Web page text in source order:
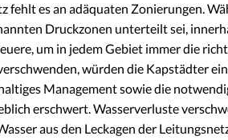
fehlt es an adäquaten Zonierungen.
Druckzonen unterteilt sei,
um in jedem Gebiet immer die
würden die Kapstädter
Management sowie die
erschwert. Wasserverluste
aus den Leckagen der